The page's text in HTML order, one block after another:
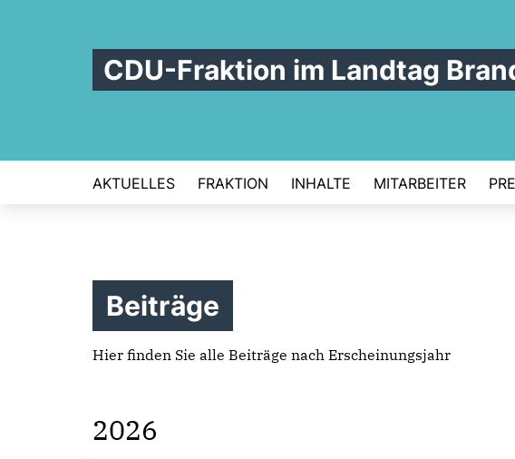
CDU-Fraktion im Landtag
AKTUELLES FRAKTION INHALTE MITARBEITER
Beiträge
Hier finden Sie alle Beiträge nach Erscheinungsjahr
2026